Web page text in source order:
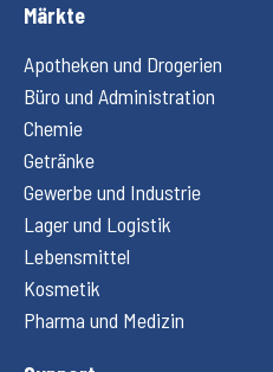
Märkte
Apotheken und Drogerien
Büro und Administration
Chemie
Getränke
Gewerbe und Industrie
Lager und Logistik
Lebensmittel
Kosmetik
Pharma und Medizin